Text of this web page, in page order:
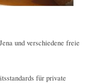
und verschiedene freie
für private